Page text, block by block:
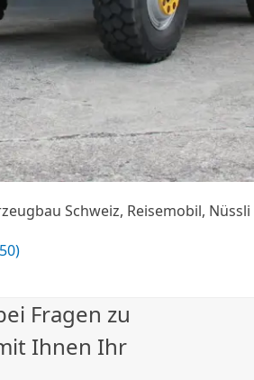
Schweiz, Reisemobil, Nüssli
Fragen zu
Ihnen Ihr